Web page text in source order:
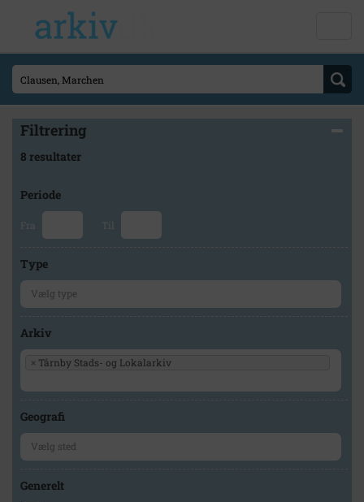
Filtrering
8 resultater
Periode
Fra Til
Type
Arkiv
× Tårnby Stads- og Lokalarkiv
Geografi
Generelt